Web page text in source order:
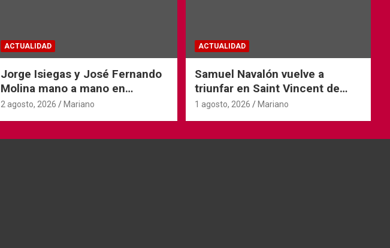
ACTUALIDAD
Jorge Isiegas y José Fernando
Molina mano a mano en
Andorra
2 agosto, 2026 Mariano
ACTUALIDAD
Samuel Navalón vuelve a
triunfar en Saint Vincent de
Tyrosse
1 agosto, 2026 Mariano